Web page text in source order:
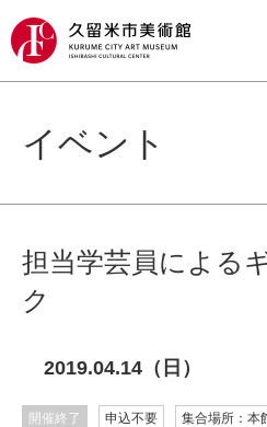
イベント
担当学芸員による
ク
2019.04.14（日）
開催終了 申込不要 集合場所：本